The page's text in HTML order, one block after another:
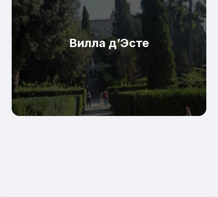
Вилла д’Эсте